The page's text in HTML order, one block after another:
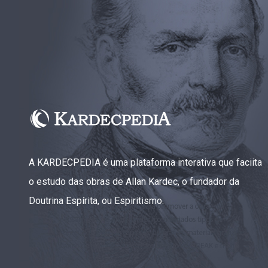
Capítulo XXIII — Estranha moral ▸
Capítulo XXIV — Não ponhais a candeia debaixo
▸
Capítulo XXV — Buscai e achareis
Capítulo XXVI — Dai gratuitamente o que
gratuitamente recebestes
▸
Capítulo XXVII — Pedi e obtereis
Capítulo XXVIII — Coletânea de preces espíritas ▸
A KARDECPEDIA é uma plataforma interativa que faciita
o estudo das obras de Allan Kardec, o fundador da
Doutrina Espírita, ou Espiritismo.